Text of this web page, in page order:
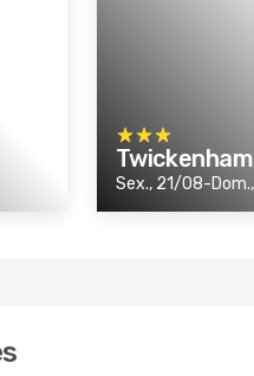
Sex., 21/08-